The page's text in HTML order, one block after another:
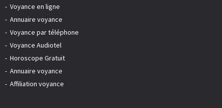
Voyance en ligne
Annuaire voyance
Voyance par téléphone
Voyance Audiotel
Horoscope Gratuit
Annuaire voyance
Affiliation voyance